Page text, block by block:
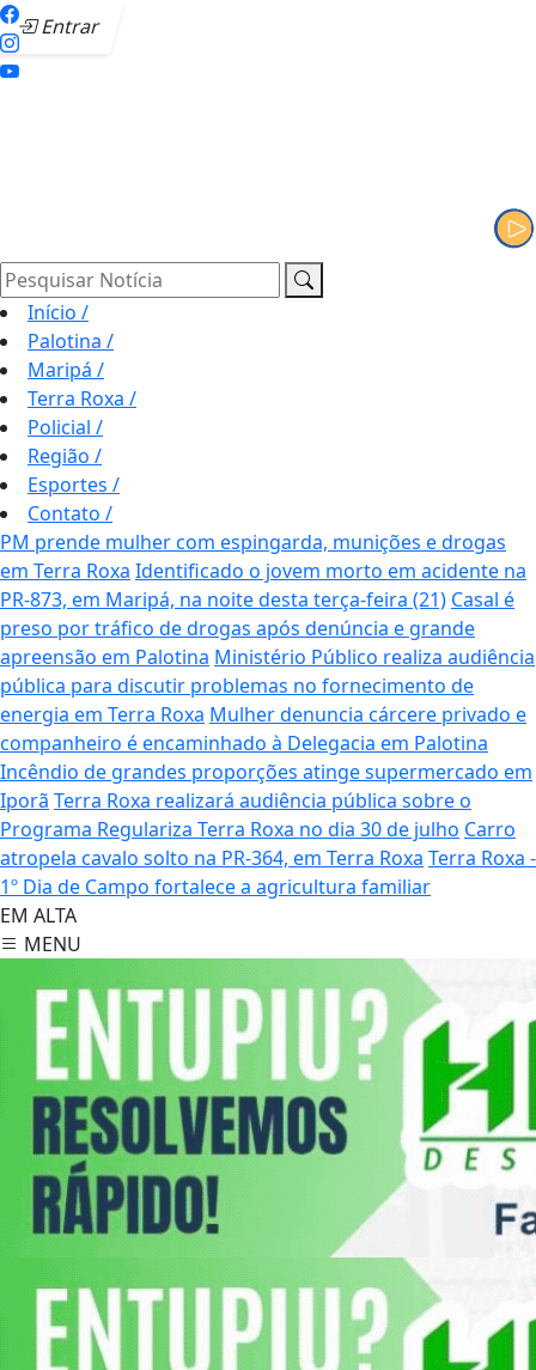
Entrar
Pesquisar Notícia
Início /
Palotina /
Maripá /
Terra Roxa /
Policial /
Região /
Esportes /
Contato /
PM prende mulher com espingarda, munições e drogas
em Terra Roxa Identificado o jovem morto em acidente na
PR-873, em Maripá, na noite desta terça-feira (21) Casal é
preso por tráfico de drogas após denúncia e grande
apreensão em Palotina Ministério Público realiza audiência
pública para discutir problemas no fornecimento de
energia em Terra Roxa Mulher denuncia cárcere privado e
companheiro é encaminhado à Delegacia em Palotina
Incêndio de grandes proporções atinge supermercado em
Iporã Terra Roxa realizará audiência pública sobre o
Programa Regulariza Terra Roxa no dia 30 de julho Carro
atropela cavalo solto na PR-364, em Terra Roxa Terra Roxa -
1º Dia de Campo fortalece a agricultura familiar
EM ALTA
MENU